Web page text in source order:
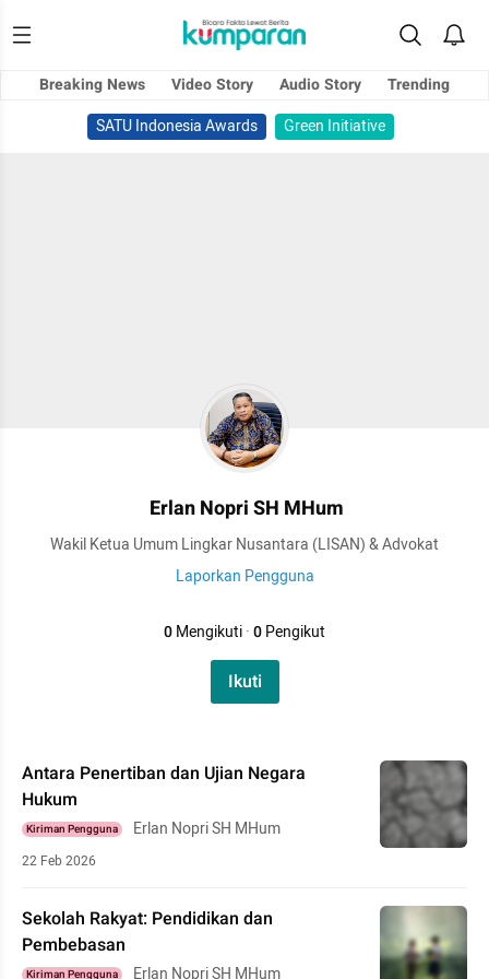
Breaking News Video Story Audio Story
Trending
SATU Indonesia Awards
Green Initiative
Erlan Nopri SH MHum
Wakil Ketua Umum Lingkar Nusantara (LISAN) & Advokat
Laporkan Pengguna
0Mengikuti·0Pengikut
Ikuti
Antara Penertiban dan Ujian Negara
Hukum
Kiriman Pengguna Erlan Nopri SH MHum
22 Feb 2026
Sekolah Rakyat: Pendidikan dan
Pembebasan
Kiriman Pengguna Erlan Nopri SH MHum